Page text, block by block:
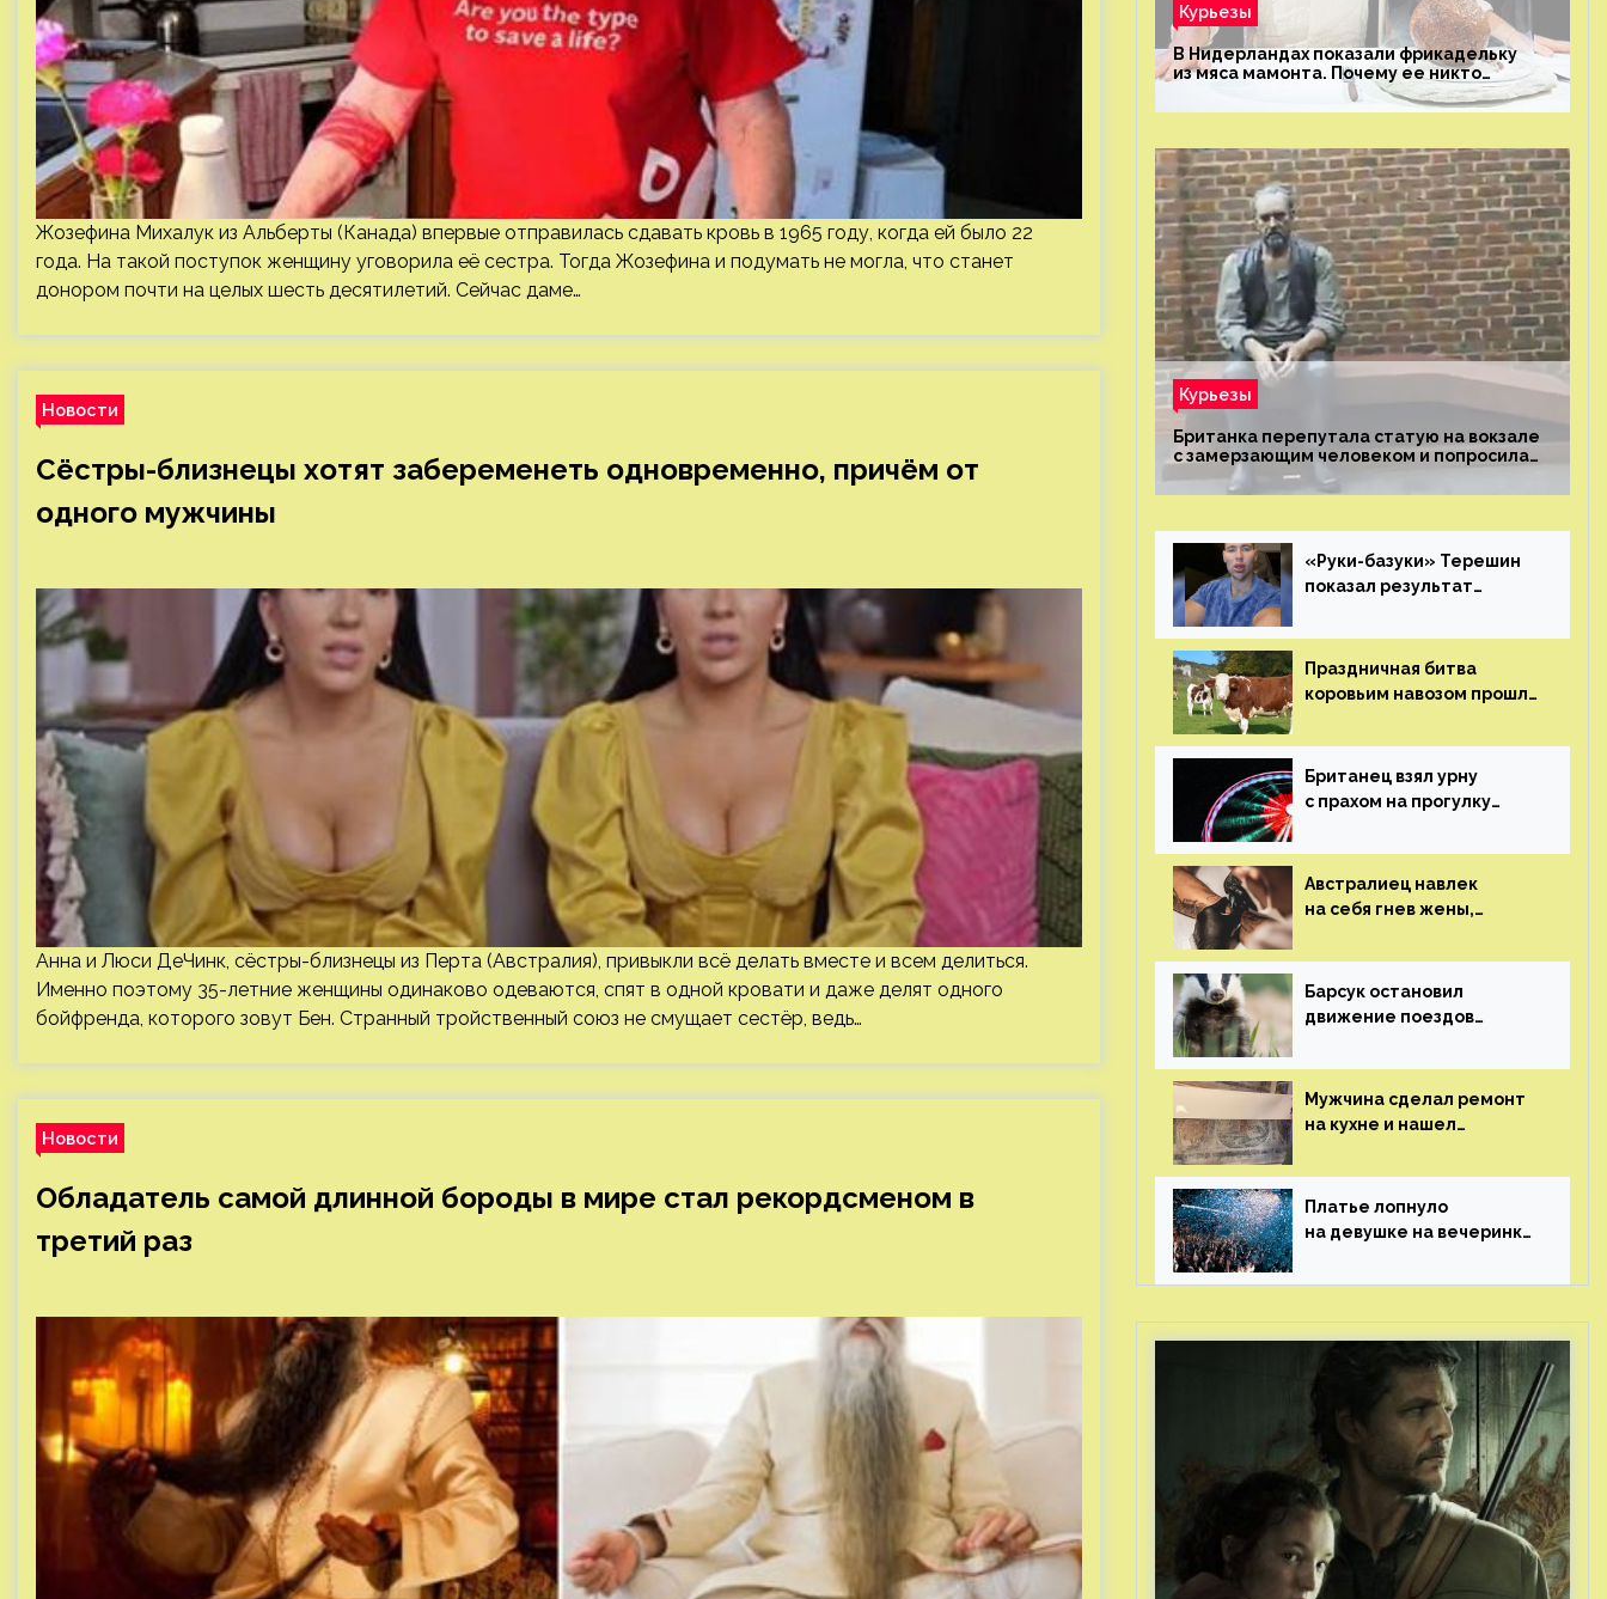
Жозефина Михалук из Альберты (Канада) впервые отправилась сдавать кровь в 1965 году, когда ей было 22
года. На такой поступок женщину уговорила её сестра. Тогда Жозефина и подумать не могла, что станет
донором почти на целых шесть десятилетий. Сейчас даме…
Новости
Сёстры-близнецы хотят забеременеть одновременно, причём от
одного мужчины
Анна и Люси ДеЧинк, сёстры-близнецы из Перта (Австралия), привыкли всё делать вместе и всем делиться.
Именно поэтому 35-летние женщины одинаково одеваются, спят в одной кровати и даже делят одного
бойфренда, которого зовут Бен. Странный тройственный союз не смущает сестёр, ведь…
Новости
Обладатель самой длинной бороды в мире стал рекордсменом в
третий раз
Курьезы
В Нидерландах показали фрикадельку
из мяса мамонта. Почему ее никто
Курьезы
Британка перепутала статую на вокзале
с замерзающим человеком и попросила
о помощи
«Руки-базуки» Терешин
показал результат
Праздничная битва
коровьим навозом прошла
Британец взял урну
с прахом на прогулку
Австралиец навлек
на себя гнев жены,
с ее неудачной
фотографией
Барсук остановил
движение поездов
Мужчина сделал ремонт
на кухне и нашел
возрастом 400 лет
Платье лопнуло
на девушке на вечеринке